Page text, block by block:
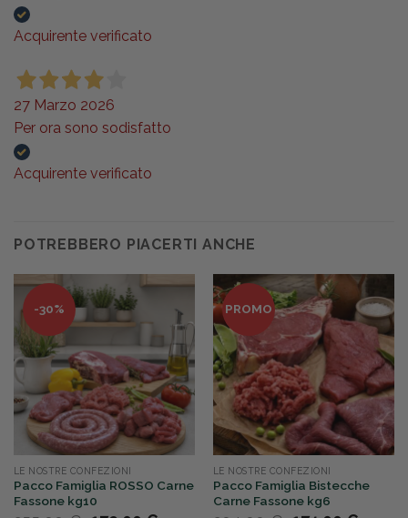
Acquirente verificato
27 Marzo 2026
Per ora sono sodisfatto
Acquirente verificato
POTREBBERO PIACERTI ANCHE
-30%
LE NOSTRE CONFEZIONI
Pacco Famiglia ROSSO Carne
Fassone kg10
PROMO
LE NOSTRE CONFEZIONI
Pacco Famiglia Bistecche
Carne Fassone kg6